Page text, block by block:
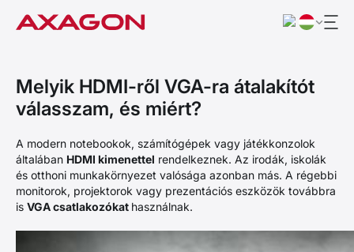
Melyik HDMI-ről VGA-ra átalakítót
válasszam, és miért?
A modern notebookok, számítógépek vagy játékkonzolok
általában HDMI kimenettel rendelkeznek. Az irodák, iskolák
és otthoni munkakörnyezet valósága azonban más. A régebbi
monitorok, projektorok vagy prezentációs eszközök továbbra
is VGA csatlakozókat használnak.